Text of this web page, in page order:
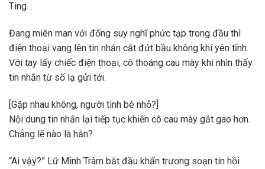
Ting…
Đang miên man với đống suy nghĩ phức tạp trong đầu thì
điện thoại vang lên tin nhắn cắt đứt bầu không khí yên tĩnh.
Với tay lấy chiếc điện thoại, cô thoáng cau mày khi nhìn thấy
tin nhắn từ số lạ gửi tới.
[Gặp nhau không, người tình bé nhỏ?]
Nội dung tin nhắn lại tiếp tục khiến cô cau mày gắt gao hơn.
Chẳng lẽ nào là hắn?
“Ai vậy?” Lữ Minh Trâm bắt đầu khẩn trương soạn tin hồi